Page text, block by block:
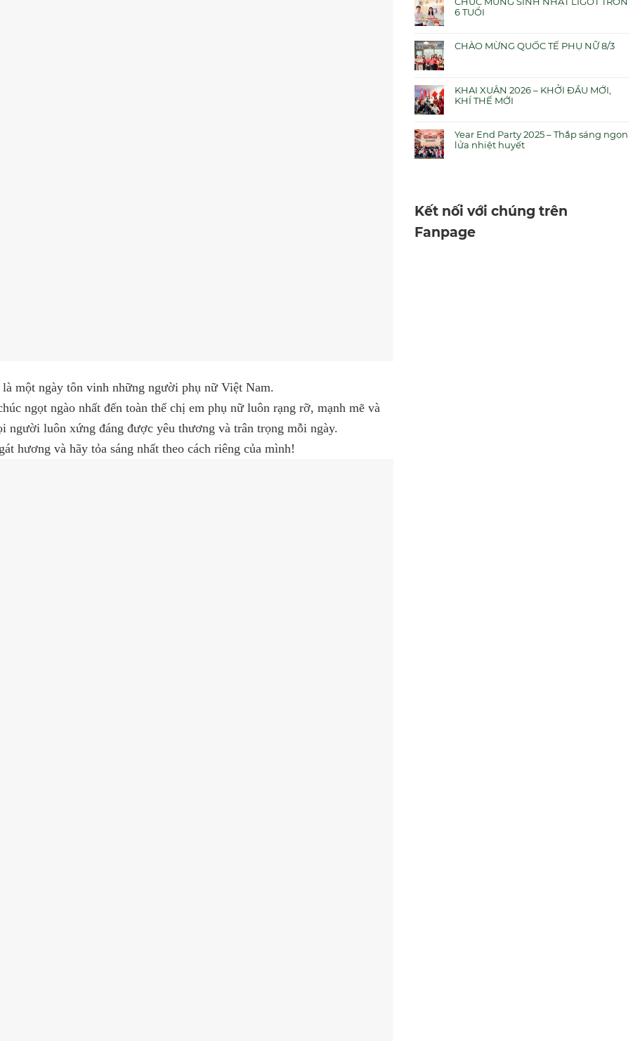
một ngày tôn vinh những người phụ nữ Việt Nam.
ngọt ngào nhất đến toàn thể chị em phụ nữ luôn rạng rỡ, mạnh mẽ và
người luôn xứng đáng được yêu thương và trân trọng mỗi ngày.
hương và hãy tỏa sáng nhất theo cách riêng của mình!
6 TUỔI
CHÀO MỪNG QUỐC TẾ PHỤ NỮ 8/3
KHAI XUÂN 2026 – KHỞI ĐẦU MỚI,
KHÍ THẾ MỚI
Year End Party 2025 – Thắp sáng ngọn
lửa nhiệt huyết
Kết nối với chúng trên
Fanpage